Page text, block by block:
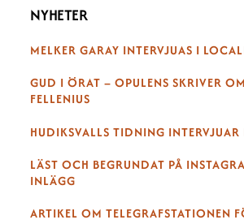
NYHETER
MELKER GARAY INTERVJUAS I
GUD I ÖRAT – OPULENS SKRIVER
FELLENIUS
HUDIKSVALLS TIDNING INTERVJUAR
LÄST OCH BEGRUNDAT PÅ
INLÄGG
ARTIKEL OM TELEGRAFSTATIONEN